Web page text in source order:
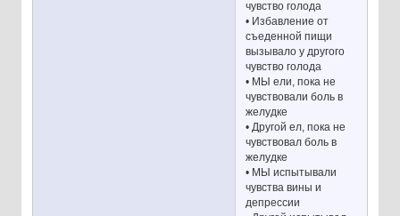
чувство голода
• Избавление от
съеденной пищи
вызывало у другого
чувство голода
• МЫ ели, пока не
чувствовали боль в
желудке
• Другой ел, пока не
чувствовал боль в
желудке
• МЫ испытывали
чувства вины и
депрессии